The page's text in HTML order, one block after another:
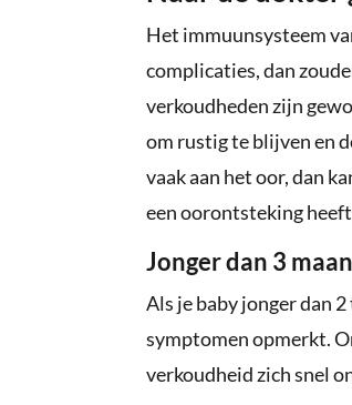
Het immuunsysteem
complicaties, dan
verkoudheden zijn
om rustig te blijven en
vaak aan het oor, dan
een oorontsteking
Jonger dan 3
Als je baby jonger dan
symptomen opmerkt.
verkoudheid zich snel